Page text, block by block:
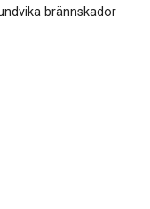
brännskador